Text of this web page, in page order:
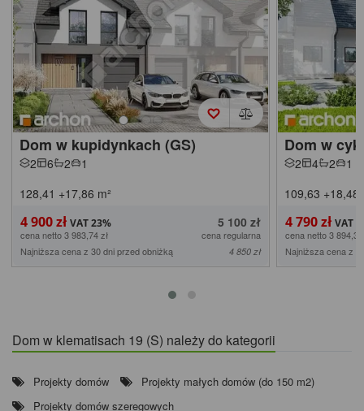
Dom w kupidynkach (GS)
2 6 2
1
128,41 +17,86 m²
4 900 zł 5 100 zł
cena netto 3 983,74 zł
cena regularna
Najniższa cena z 30 dni przed obniżką
4 850 zł
Dom w
2 4 2
1
109,63 +18,48
4 790 zł
cena netto 3 894,31
Najniższa cena z
Dom w klematisach 19 (S) należy do kategorii
Projekty domów
Projekty małych domów (do 150 m2)
Projekty domów szeregowych